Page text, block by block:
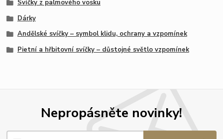
Svíčky z palmového vosku
Dárky
Andělské svíčky – symbol klidu, ochrany a vzpomínek
Pietní a hřbitovní svíčky – důstojné světlo vzpomínek
Nepropásněte novinky!